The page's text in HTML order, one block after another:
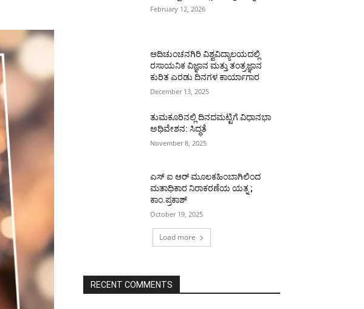
February 12, 2026
ಆದಿಚುಂಚನಗಿರಿ ವಿಶ್ವವಿದ್ಯಾಲಯದಲ್ಲಿ
ರಸಾಯನಿಕ ವಿಜ್ಞಾನ ಮತ್ತು ತಂತ್ರಜ್ಞಾನ
ಕುರಿತ ಎರಡು ದಿನಗಳ ಕಾರ್ಯಾಗಾರ
December 13, 2025
ತುಮಕೂರಿನಲ್ಲಿ ದಿನದಮಟ್ಟಿಗೆ ವಿಧಾನಭಾ
ಅಧಿವೇಶನ: ಸಿದ್ಧತೆ
November 8, 2025
ಎಸ್ ಐ ಆರ್ ಮೂಲಕಹಿಂಬಾಗಿಲಿಂದ
ಮತಾಧಿಕಾರ ನಿರಾಕರಣೆಯ ಯತ್ನ ;
ಕಾಂ.ಪ್ರಕಾಶ್
October 19, 2025
Load more
RECENT COMMENTS